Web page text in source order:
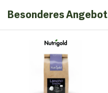
Besonderes Angebot